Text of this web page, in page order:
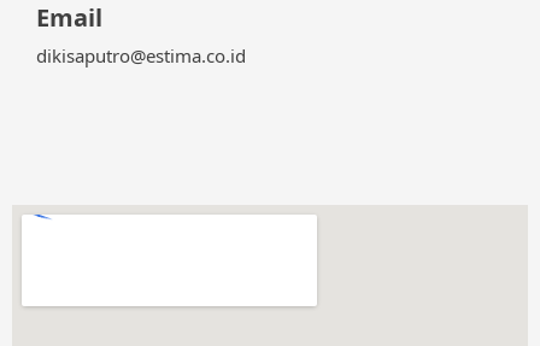
Email
dikisaputro@estima.co.id